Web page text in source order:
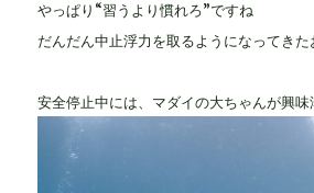
やっぱり“習うより慣れろ”ですね
だんだん中止浮力を取るようになってきた
安全停止中には、マダイの大ちゃんが興味